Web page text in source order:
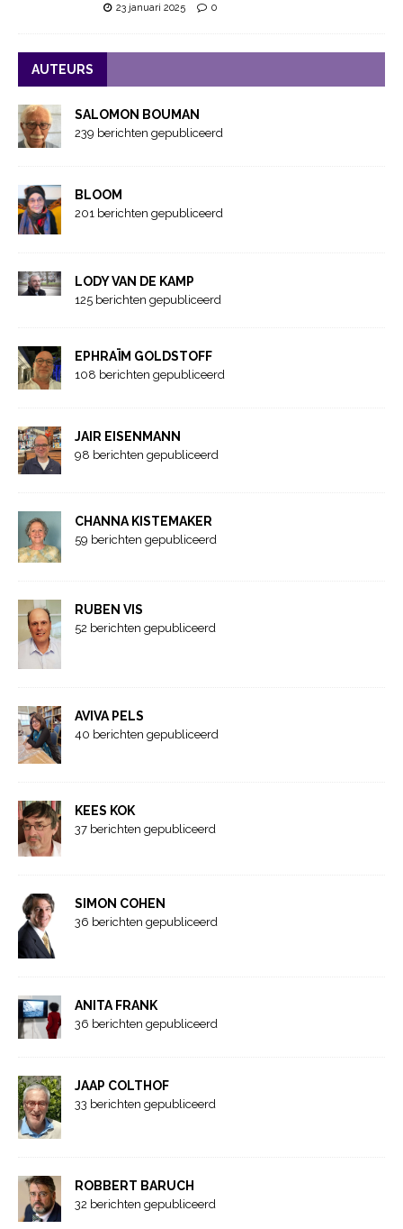
23 januari 2025 0
AUTEURS
SALOMON BOUMAN
239 berichten gepubliceerd
BLOOM
201 berichten gepubliceerd
LODY VAN DE KAMP
125 berichten gepubliceerd
EPHRAÏM GOLDSTOFF
108 berichten gepubliceerd
JAIR EISENMANN
98 berichten gepubliceerd
CHANNA KISTEMAKER
59 berichten gepubliceerd
RUBEN VIS
52 berichten gepubliceerd
AVIVA PELS
40 berichten gepubliceerd
KEES KOK
37 berichten gepubliceerd
SIMON COHEN
36 berichten gepubliceerd
ANITA FRANK
36 berichten gepubliceerd
JAAP COLTHOF
33 berichten gepubliceerd
ROBBERT BARUCH
32 berichten gepubliceerd